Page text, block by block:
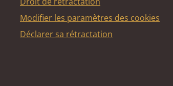
Modifier les paramètres des cookies
Déclarer sa rétractation